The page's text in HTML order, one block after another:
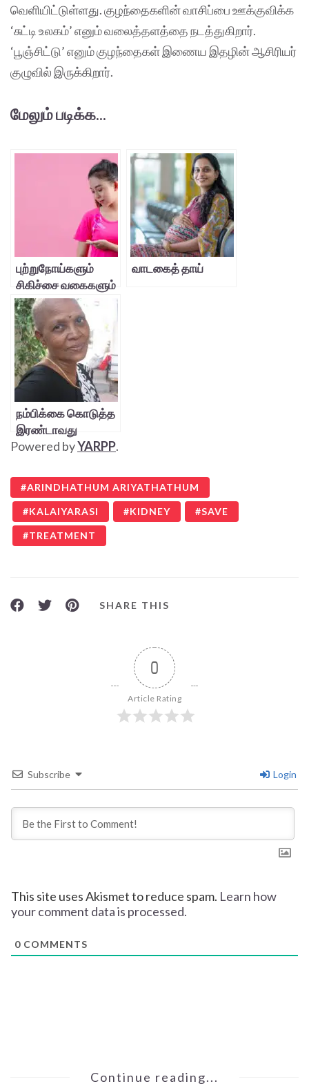
வெளியிட்டுள்ளது. குழந்தைகளின் வாசிப்பை ஊக்குவிக்க
‘சுட்டி உலகம்’ எனும் வலைத்தளத்தை நடத்துகிறார்.
‘பூஞ்சிட்டு’ எனும் குழந்தைகள் இணைய இதழின் ஆசிரியர்
குழுவில் இருக்கிறார்.
மேலும் படிக்க...
புற்றுநோய்களும்
சிகிச்சை வகைகளும்
வாடகைத் தாய்
நம்பிக்கை கொடுத்த
இரண்டாவது
வாழ்க்கை!
Powered byYARPP.
ARINDHATHUM ARIYATHATHUM
KALAIYARASI KIDNEY SAVE
TREATMENT
SHARE THIS
0
Article Rating
Subscribe Login
This site uses Akismet to reduce spam. Learn how
your comment data is processed.
0 COMMENTS
Continue reading...